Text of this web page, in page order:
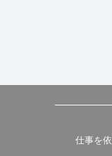
仕事を